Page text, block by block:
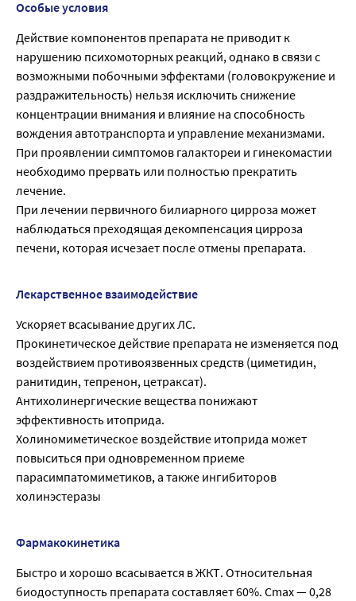
Особые условия
Действие компонентов препарата не приводит к
нарушению психомоторных реакций, однако в связи с
возможными побочными эффектами (головокружение и
раздражительность) нельзя исключить снижение
концентрации внимания и влияние на способность
вождения автотранспорта и управление механизмами.
При проявлении симптомов галактореи и гинекомастии
необходимо прервать или полностью прекратить
лечение.
При лечении первичного билиарного цирроза может
наблюдаться преходящая декомпенсация цирроза
печени, которая исчезает после отмены препарата.
Лекарственное взаимодействие
Ускоряет всасывание других ЛС.
Прокинетическое действие препарата не изменяется под
воздействием противоязвенных средств (циметидин,
ранитидин, тепренон, цетраксат).
Антихолинергические вещества понижают
эффективность итоприда.
Холиномиметическое воздействие итоприда может
повыситься при одновременном приеме
парасимпатомиметиков, а также ингибиторов
холинэстеразы
Фармакокинетика
Быстро и хорошо всасывается в ЖКТ. Относительная
биодоступность препарата составляет 60%. Cmax — 0,28